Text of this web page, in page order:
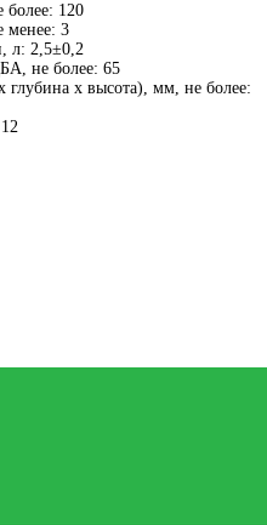
более: 120
менее: 3
л: 2,5±0,2
не более: 65
х высота), мм, не более: